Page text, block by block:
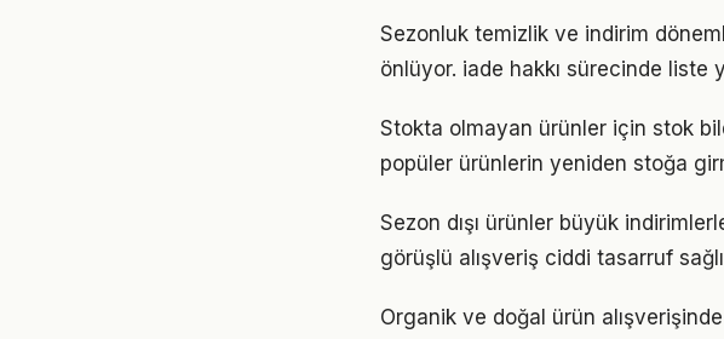
Sezonluk temizlik ve indirim
önlüyor. iade hakkı sürecinde liste
Stokta olmayan ürünler için stok
popüler ürünlerin yeniden stoğa
Sezon dışı ürünler büyük
görüşlü alışveriş ciddi tasarruf
Organik ve doğal ürün